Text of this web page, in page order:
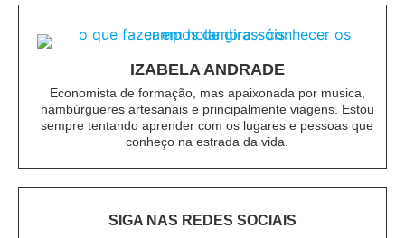
IZABELA ANDRADE
Economista de formação, mas apaixonada por musica,
hambúrgueres artesanais e principalmente viagens. Estou
sempre tentando aprender com os lugares e pessoas que
conheço na estrada da vida.
SIGA NAS REDES SOCIAIS